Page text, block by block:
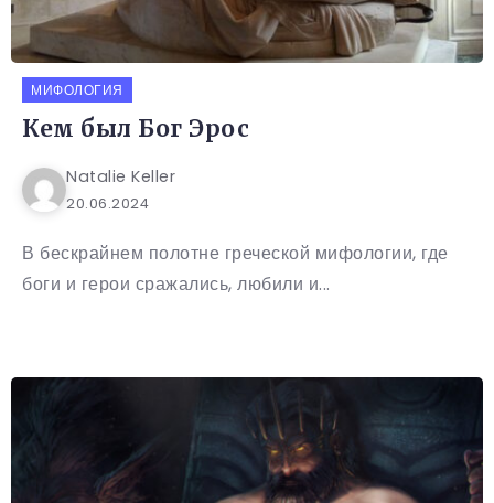
МИФОЛОГИЯ
Кем был Бог Эрос
Natalie Keller
20.06.2024
В бескрайнем полотне греческой мифологии, где
боги и герои сражались, любили и...